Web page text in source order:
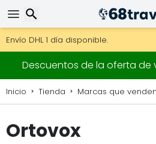
Consigue el envío gratuito en
Envío DHL 1 día disponible.
30 días para devoluciones, 90
Descuentos de la oferta de
Inicio Tienda Marcas que
Ortovox
Buscar